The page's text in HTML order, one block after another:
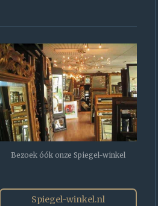
Bezoek óók onze Spiegel-winkel
Spiegel-winkel.nl